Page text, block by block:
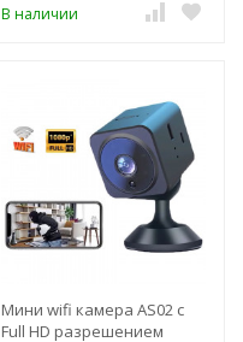
В наличии
Мини wifi камера AS02 c
Full HD разрешением